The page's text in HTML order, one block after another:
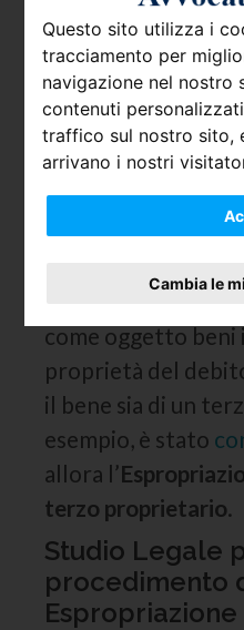
Questo sito utilizza i
tracciamento per
navigazione nel nostro
contenuti
traffico sul nostro sito,
arrivano i nostri
Cambia le
immobili. La prima,
anche
avere come
mobili registrati
intestati al
Espropriazione
come oggetto beni
proprietà del
il bene sia di un
esempio, è stato
allora l’
terzo proprietario.
Studio Legale
procedimento
Espropriazione